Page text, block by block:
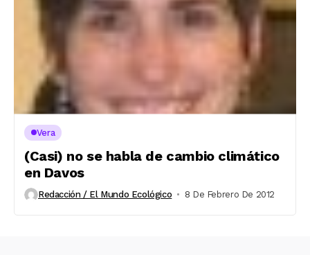
Vera
(Casi) no se habla de cambio climático
en Davos
Redacción / El Mundo Ecológico 8 De Febrero De 2012